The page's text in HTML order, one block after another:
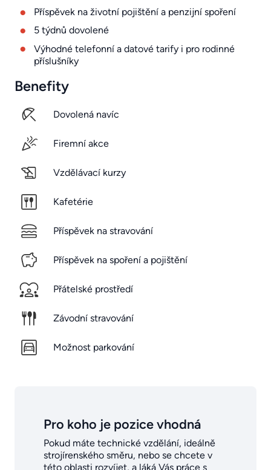
Příspěvek na životní pojištění a penzijní spoření
5 týdnů dovolené
Výhodné telefonní a datové tarify i pro rodinné
příslušníky
Benefity
Dovolená navíc
Firemní akce
Vzdělávací kurzy
Kafetérie
Příspěvek na stravování
Příspěvek na spoření a pojištění
Přátelské prostředí
Závodní stravování
Možnost parkování
Pro koho je pozice vhodná
Pokud máte technické vzdělání, ideálně
strojírenského směru, nebo se chcete v
této oblasti rozvíjet, a láká Vás práce s